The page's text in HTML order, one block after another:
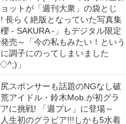
ットが「週刊大衆」の袋とじ
長らく絶版となっていた写真集
櫻 - SAKURA -」もデジタル限定
売～「今の私もみたい！という
調子にのってしまいました
」
スポンサーも話題のNGなし破
アイドル・鈴木Mob.が初グラ
アに挑戦! 「週プレ」に登場～
人生初のグラビア!!!しかも5水着